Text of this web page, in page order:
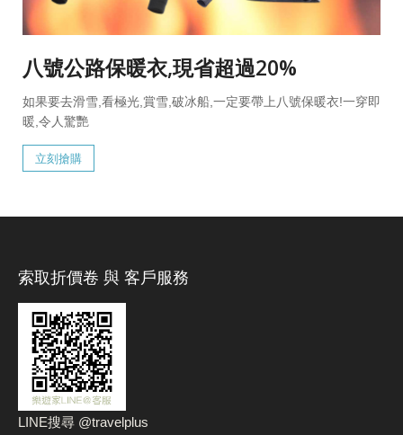
八號公路保暖衣,現省超過20%
如果要去滑雪,看極光,賞雪,破冰船,一定要帶上八號保暖衣!一穿即
暖,令人驚艷
立刻搶購
索取折價卷 與 客戶服務
LINE搜尋 @travelplus